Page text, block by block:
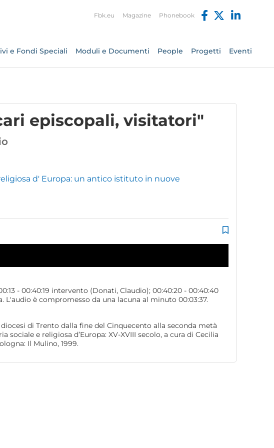
Fbk.eu Magazine Phonebook
e Fondi Speciali Moduli e Documenti People Progetti Eventi
episcopali, visitatori"
d' Europa: un antico istituto in nuove
- 00:40:19 intervento (Donati, Claudio); 00:40:20 - 00:40:40
L'audio è compromesso da una lacuna al minuto 00:03:37.
di Trento dalla fine del Cinquecento alla seconda metà
e religiosa d’Europa: XV-XVIII secolo, a cura di Cecilia
Il Mulino, 1999.